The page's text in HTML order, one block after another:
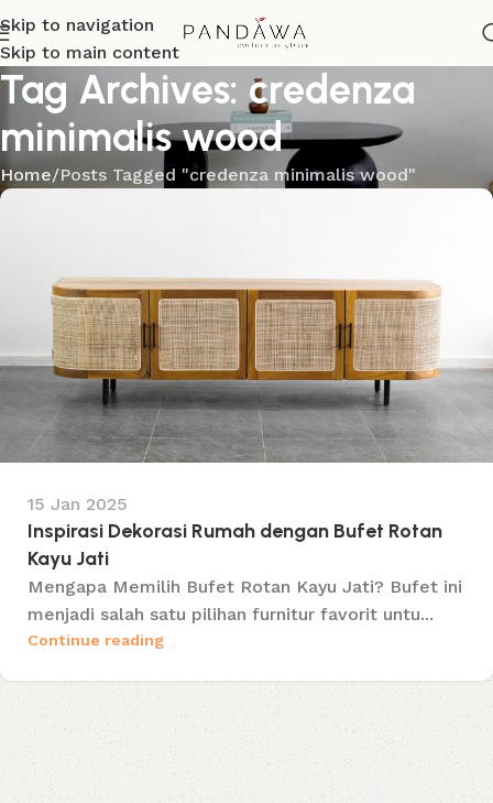
Skip to navigation
Skip to main content
Tag Archives: credenza
minimalis wood
Home Posts Tagged "credenza minimalis wood"
15 Jan 2025
Inspirasi Dekorasi Rumah dengan Bufet Rotan
Kayu Jati
Mengapa Memilih Bufet Rotan Kayu Jati? Bufet ini
menjadi salah satu pilihan furnitur favorit untu...
Continue reading